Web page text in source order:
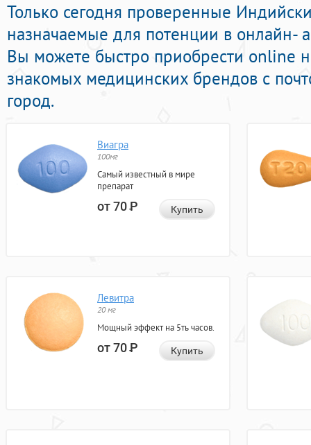
Только сегодня проверенные
назначаемые для потенции в онлайн-
Вы можете быстро приобрести online
знакомых медицинских брендов с
город.
Виагра
100мг
Самый известный в мире
препарат
от 70Р Купить
Левитра
20 мг
Мощный эффект на 5ть часов.
от 70Р Купить